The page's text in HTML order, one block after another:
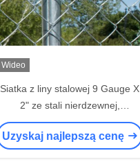
Wideo
Siatka z liny stalowej 9 Gauge X
2" ze stali nierdzewnej,
ocynkowana i powlekana PVC
Uzyskaj najlepszą cenę